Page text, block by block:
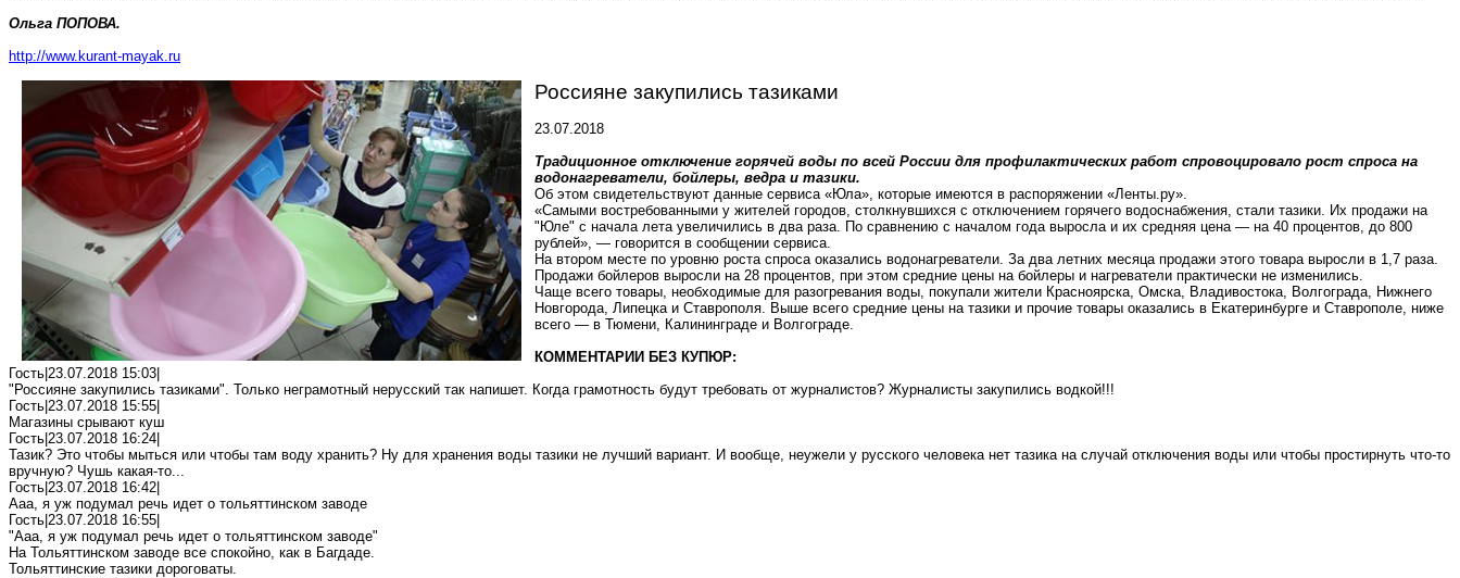
Ольга ПОПОВА.
http://www.kurant-mayak.ru
Россияне закупились тазиками
23.07.2018
Традиционное отключение горячей воды по всей России для профилактических работ спровоцировало рост спроса на
водонагреватели, бойлеры, ведра и тазики.
Об этом свидетельствуют данные сервиса «Юла», которые имеются в распоряжении «Ленты.ру».
«Самыми востребованными у жителей городов, столкнувшихся с отключением горячего водоснабжения, стали тазики. Их продажи на
"Юле" с начала лета увеличились в два раза. По сравнению с началом года выросла и их средняя цена — на 40 процентов, до 800
рублей», — говорится в сообщении сервиса.
На втором месте по уровню роста спроса оказались водонагреватели. За два летних месяца продажи этого товара выросли в 1,7 раза.
Продажи бойлеров выросли на 28 процентов, при этом средние цены на бойлеры и нагреватели практически не изменились.
Чаще всего товары, необходимые для разогревания воды, покупали жители Красноярска, Омска, Владивостока, Волгограда, Нижнего
Новгорода, Липецка и Ставрополя. Выше всего средние цены на тазики и прочие товары оказались в Екатеринбурге и Ставрополе, ниже
всего — в Тюмени, Калининграде и Волгограде.
КОММЕНТАРИИ БЕЗ КУПЮР:
Гость|23.07.2018 15:03|
"Россияне закупились тазиками". Только неграмотный нерусский так напишет. Когда грамотность будут требовать от журналистов? Журналисты закупились водкой!!!
Гость|23.07.2018 15:55|
Магазины срывают куш
Гость|23.07.2018 16:24|
Тазик? Это чтобы мыться или чтобы там воду хранить? Ну для хранения воды тазики не лучший вариант. И вообще, неужели у русского человека нет тазика на случай отключения воды или чтобы простирнуть что-то
вручную? Чушь какая-то...
Гость|23.07.2018 16:42|
Ааа, я уж подумал речь идет о тольяттинском заводе
Гость|23.07.2018 16:55|
"Ааа, я уж подумал речь идет о тольяттинском заводе"
На Тольяттинском заводе все спокойно, как в Багдаде.
Тольяттинские тазики дороговаты.